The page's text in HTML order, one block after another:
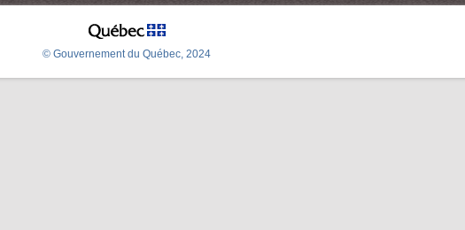
© Gouvernement du Québec, 2024